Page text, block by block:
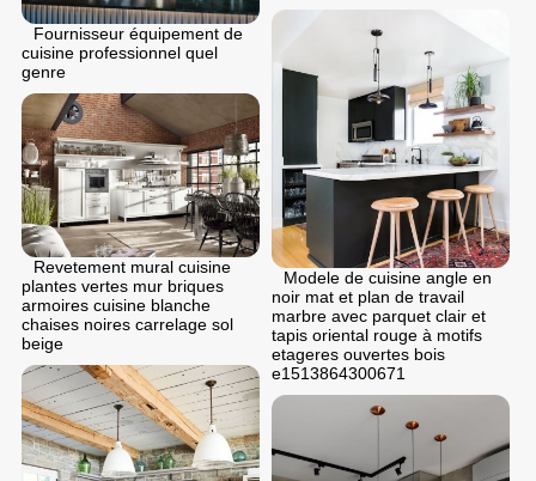
Fournisseur équipement de
cuisine professionnel quel
genre
Modele de cuisine angle en
noir mat et plan de travail
marbre avec parquet clair et
tapis oriental rouge à motifs
etageres ouvertes bois
e1513864300671
Revetement mural cuisine
plantes vertes mur briques
armoires cuisine blanche
chaises noires carrelage sol
beige